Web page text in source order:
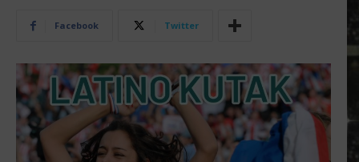
Facebook Twitter